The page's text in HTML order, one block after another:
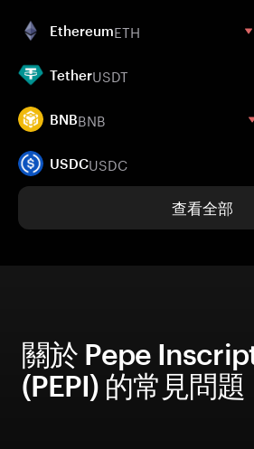
EthereumETH
TetherUSDT
BNBBNB
USDCUSDC
查看全部
關於 Pepe
(PEPI) 的常見問題